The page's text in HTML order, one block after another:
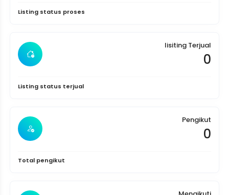
Listing status proses
lisiting Terjual
0
Listing status terjual
Pengikut
0
Total pengikut